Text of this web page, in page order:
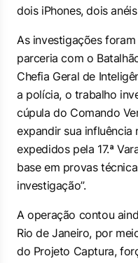
dois iPhones, dois
As investigações
parceria com o
Chefia Geral de
a polícia, o trabalho
cúpula do Comando
expandir sua influência
expedidos pela 17.ª
base em provas
investigação”.
A operação contou
Rio de Janeiro, por
do Projeto Captura,